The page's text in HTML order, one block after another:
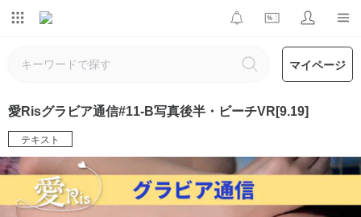
マイページ
愛Risグラビア通信#11-B写真後半・ビーチVR[9.19]
テキスト